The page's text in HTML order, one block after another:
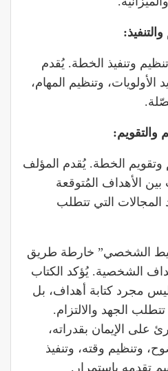
:
وتنفيذ الخطة. يُقدم
وتنظيم المهام،
والتقويم:
وتقويم الخطة. يُقدم المؤلف
الأهداف المُتوقعة
المجالات التي تتطلب
الشخصي” خارطة طريق
الشخصية. يُؤكد الكتاب
مجرد كتابة أهداف، بل
الجهد والالتزام.
على الإيمان بقدراته،
وتنظيم وقته، وتنفيذ
تقدمه باستمرار.